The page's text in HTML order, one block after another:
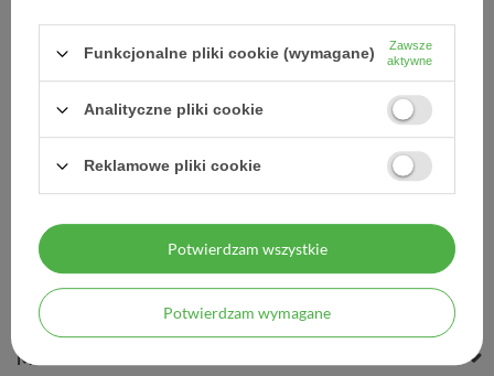
Urocal, 20 saszetek
33,07 zł
MOJE ZAMÓWIENIE
MOJE KONTO
Funkcjonalne pliki cookie (wymagane)
Zawsze
aktywne
Analityczne pliki cookie
Reklamowe pliki cookie
Potwierdzam wymagane
Potwierdzam wszystkie